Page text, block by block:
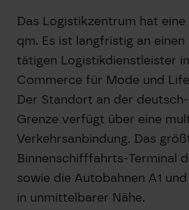
Das Logistikzentrum hat eine
qm. Es ist langfristig an
tätigen Logistikdienstleister
Commerce für Mode und
Der Standort an der
Grenze verfügt über eine
Verkehrsanbindung. Das
Binnenschifffahrts-Terminal
sowie die Autobahnen A1
in unmittelbarer Nähe.